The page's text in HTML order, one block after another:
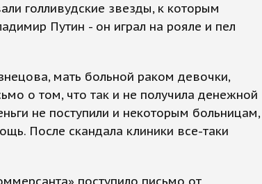
голливудские звезды, к которым
Путин - он играл на рояле и пел
мать больной раком девочки,
о том, что так и не получила денежной
не поступили и некоторым больницам,
После скандала клиники все-таки